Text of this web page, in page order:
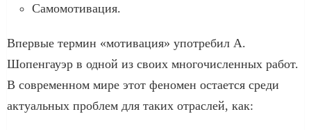
Самомотивация.
Впервые термин «мотивация» употребил А.
Шопенгауэр в одной из своих многочисленных работ.
В современном мире этот феномен остается среди
актуальных проблем для таких отраслей, как: